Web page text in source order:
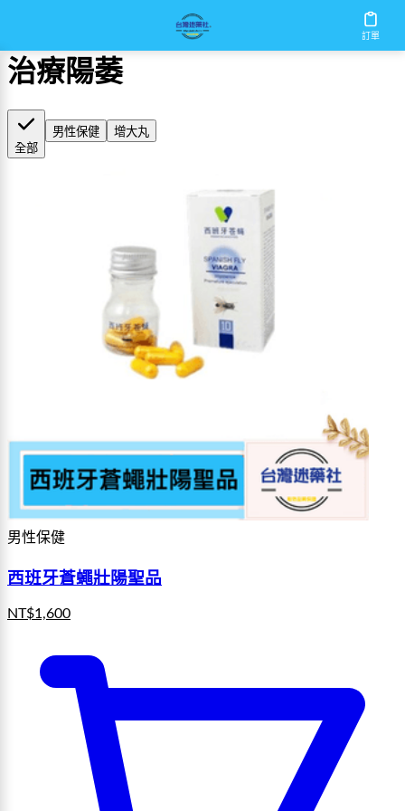
訂單
治療陽萎
全部
男性保健 增大丸
男性保健
西班牙蒼蠅壯陽聖品
NT$1,600